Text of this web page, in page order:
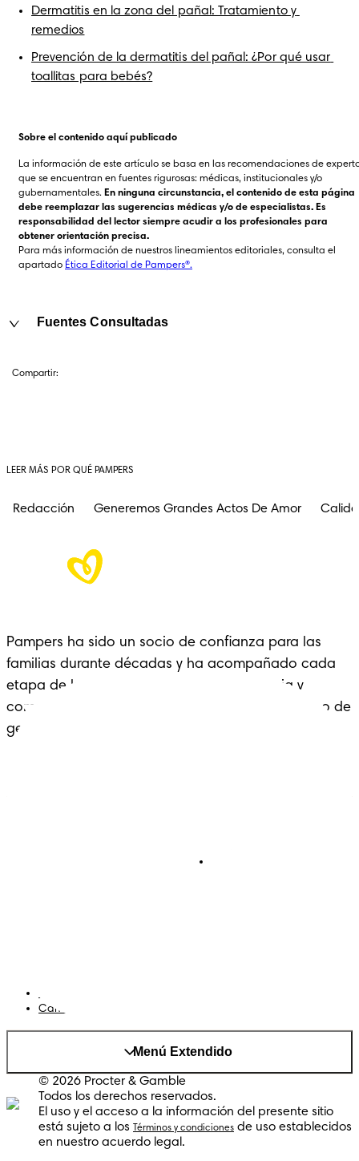
Dermatitis en la zona del pañal: Tratamiento y
remedios
Prevención de la dermatitis del pañal: ¿Por qué usar
toallitas para bebés?
Sobre el contenido aquí publicado
La información de este artículo se basa en las recomendaciones de
que se encuentran en fuentes rigurosas: médicas, institucionales y/o
gubernamentales. En ninguna circunstancia, el contenido de esta página
debe reemplazar las sugerencias médicas y/o de especialistas. Es
responsabilidad del lector siempre acudir a los profesionales para
obtener orientación precisa.
Para más información de nuestros lineamientos editoriales, consulta el
apartado Ética Editorial de Pampers®.
Fuentes Consultadas
Compartir:
LEER MÁS POR QUÉ PAMPERS
Redacción Generemos Grandes Actos De Amor
Pampers ha sido un socio de confianza para las
familias durante décadas y ha acompañado cada
etapa de la crianza con cariño, experiencia y
comodidad: un legado que se extiende a lo largo de
generaciones.
Cambiar el país/region
Menú Extendido
© 2026 Procter & Gamble
Todos los derechos reservados.
El uso y el acceso a la información del presente sitio
está sujeto a los Términos y condiciones de uso establecidos
en nuestro acuerdo legal.